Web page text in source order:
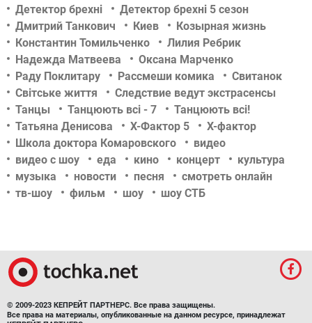
Детектор брехні
Детектор брехні 5 сезон
Дмитрий Танкович
Киев
Козырная жизнь
Константин Томильченко
Лилия Ребрик
Надежда Матвеева
Оксана Марченко
Раду Поклитару
Рассмеши комика
Свитанок
Світське життя
Следствие ведут экстрасенсы
Танцы
Танцюють всі - 7
Танцюють всі!
Татьяна Денисова
Х-Фактор 5
Х-фактор
Школа доктора Комаровского
видео
видео с шоу
еда кино концерт
культура
музыка
новости песня
смотреть онлайн
тв-шоу
фильм шоу шоу СТБ
© 2009-2023 КЕПРЕЙТ ПАРТНЕРС. Все права защищены.
Все права на материалы, опубликованные на данном ресурсе, принадлежат